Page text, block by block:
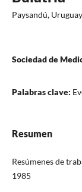
Paysandú,
Sociedad de
Palabras clave:
Resumen
Resúmenes de
1985